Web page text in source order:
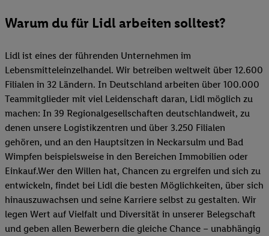
Warum du für Lidl arbeiten solltest?
Lidl ist eines der führenden Unternehmen im
Lebensmitteleinzelhandel. Wir betreiben weltweit über 12.600
Filialen in 32 Ländern. In Deutschland arbeiten über 100.000
Teammitglieder mit viel Leidenschaft daran, Lidl möglich zu
machen: In 39 Regionalgesellschaften deutschlandweit, zu
denen unsere Logistikzentren und über 3.250 Filialen
gehören, und an den Hauptsitzen in Neckarsulm und Bad
Wimpfen beispielsweise in den Bereichen Immobilien oder
Einkauf.Wer den Willen hat, Chancen zu ergreifen und sich zu
entwickeln, findet bei Lidl die besten Möglichkeiten, über sich
hinauszuwachsen und seine Karriere selbst zu gestalten. Wir
legen Wert auf Vielfalt und Diversität in unserer Belegschaft
und geben allen Bewerbern die gleiche Chance – unabhängig